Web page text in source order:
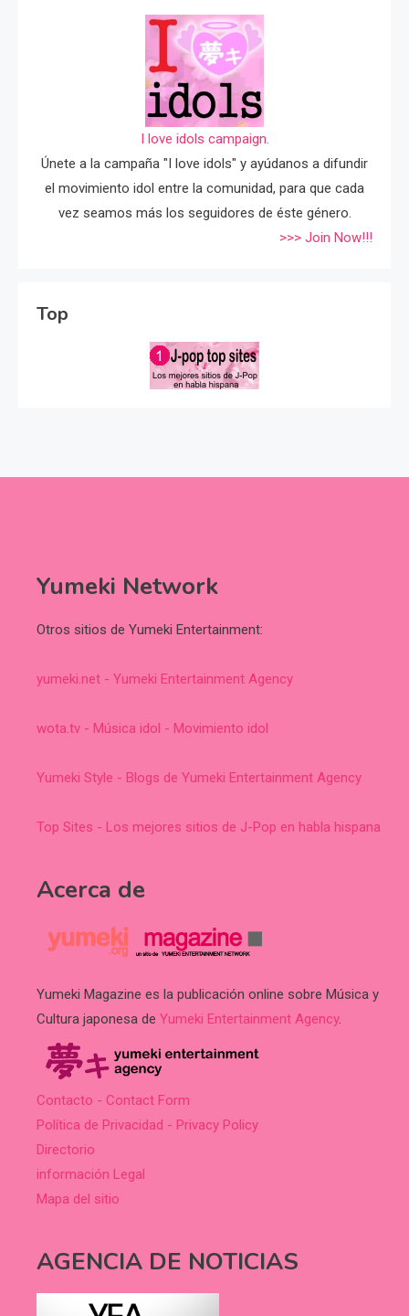
I love idols campaign.
Únete a la campaña "I love idols" y ayúdanos a difundir
el movimiento idol entre la comunidad, para que cada
vez seamos más los seguidores de éste género.
>>> Join Now!!!
Top
Yumeki Network
Otros sitios de Yumeki Entertainment:
yumeki.net - Yumeki Entertainment Agency
wota.tv - Música idol - Movimiento idol
Yumeki Style - Blogs de Yumeki Entertainment Agency
Top Sites - Los mejores sitios de J-Pop en habla hispana
Acerca de
Yumeki Magazine es la publicación online sobre Música y
Cultura japonesa de Yumeki Entertainment Agency.
Contacto - Contact Form
Política de Privacidad - Privacy Policy
Directorio
información Legal
Mapa del sitio
AGENCIA DE NOTICIAS